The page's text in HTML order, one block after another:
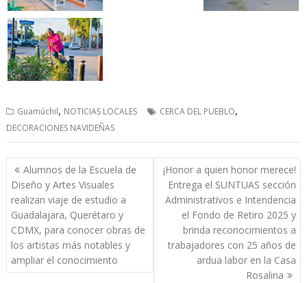
Guamúchil, NOTICIAS LOCALES CERCA DEL PUEBLO,
DECORACIONES NAVIDEÑAS
Navegación
de
entradas
Alumnos de la Escuela de
Diseño y Artes Visuales
realizan viaje de estudio a
Guadalajara, Querétaro y
CDMX, para conocer obras de
los artistas más notables y
ampliar el conocimiento
¡Honor a quien honor merece!
Entrega el SUNTUAS sección
Administrativos e Intendencia
el Fondo de Retiro 2025 y
brinda reconocimientos a
trabajadores con 25 años de
ardua labor en la Casa
Rosalina